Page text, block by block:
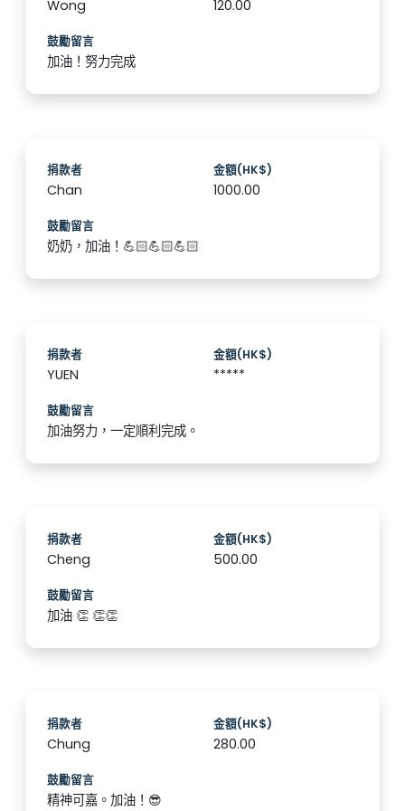
Wong 120.00
鼓勵留言
加油！努力完成
捐款者
Chan
金額(HK$)
1000.00
鼓勵留言
奶奶，加油！💪🏻💪🏻💪🏻
捐款者
YUEN
金額(HK$)
*****
鼓勵留言
加油努力，一定順利完成。
捐款者
Cheng
金額(HK$)
500.00
鼓勵留言
加油 👏 👏👏
捐款者
Chung
金額(HK$)
280.00
鼓勵留言
精神可嘉。加油！😎